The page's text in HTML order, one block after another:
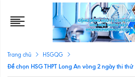
Trang chủ HSGQG
Đề chọn HSG THPT Long An vòng 2 ngày thi